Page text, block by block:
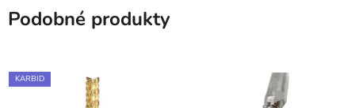
Podobné produkty
KARBID